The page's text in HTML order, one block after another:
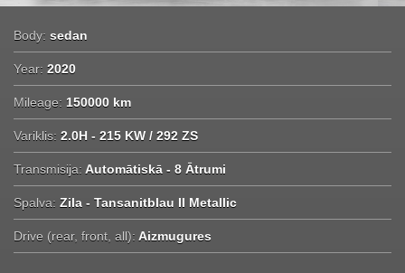
Body: sedan
Year: 2020
Mileage: 150000 km
Variklis: 2.0H - 215 KW / 292 ZS
Transmisija: Automātiskā - 8 Ātrumi
Spalva: Zila - Tansanitblau II Metallic
Drive (rear, front, all): Aizmugures